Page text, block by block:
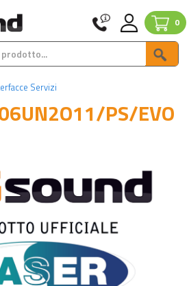
0
Servizi
PS/EVO